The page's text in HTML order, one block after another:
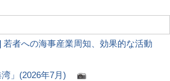
若者への海事産業周知、効果的な活動
湾」(2026年7月)